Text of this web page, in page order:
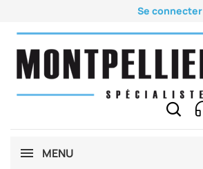
Se connecter
MENU